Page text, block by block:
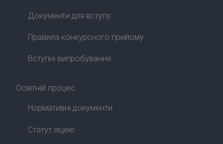
Документи для вступу:
Правила конкурсного прийому
Вступні випробування
Освітній процес
Нормативні документи
Статут ліцею